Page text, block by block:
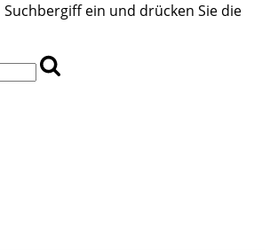
Suchbergiff ein und drücken Sie die